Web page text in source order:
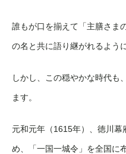
誰もが口を揃えて「主膳さま
の名と共に語り継がれるよう
しかし、この穏やかな時代も
ます。
元和元年（1615年）、徳川幕
め、「一国一城令」を全国に